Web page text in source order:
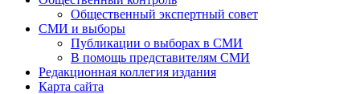
Общественный экспертный совет
СМИ и выборы
Публикации о выборах в СМИ
В помощь представителям СМИ
Редакционная коллегия издания
Карта сайта